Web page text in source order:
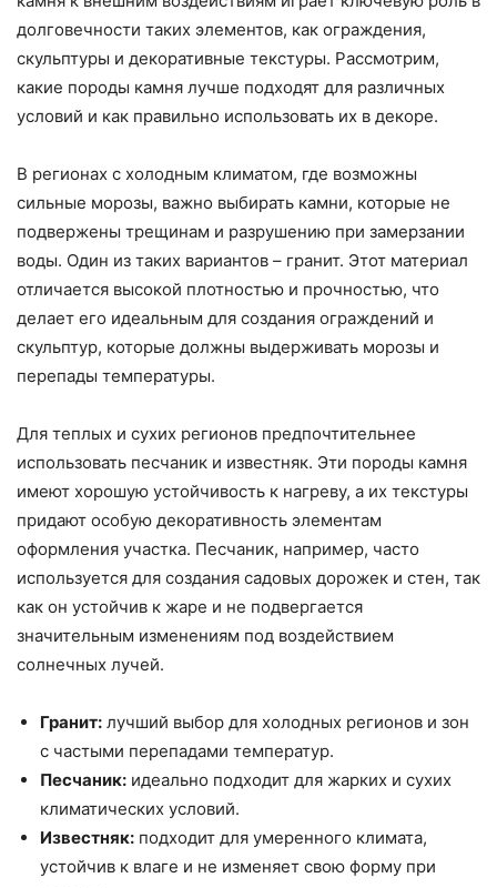
долговечности таких элементов, как ограждения,
скульптуры и декоративные текстуры. Рассмотрим,
какие породы камня лучше подходят для различных
условий и как правильно использовать их в декоре.
В регионах с холодным климатом, где возможны
сильные морозы, важно выбирать камни, которые не
подвержены трещинам и разрушению при замерзании
воды. Один из таких вариантов – гранит. Этот материал
отличается высокой плотностью и прочностью, что
делает его идеальным для создания ограждений и
скульптур, которые должны выдерживать морозы и
перепады температуры.
Для теплых и сухих регионов предпочтительнее
использовать песчаник и известняк. Эти породы камня
имеют хорошую устойчивость к нагреву, а их текстуры
придают особую декоративность элементам
оформления участка. Песчаник, например, часто
используется для создания садовых дорожек и стен, так
как он устойчив к жаре и не подвергается
значительным изменениям под воздействием
солнечных лучей.
Гранит: лучший выбор для холодных регионов и зон
с частыми перепадами температур.
Песчаник: идеально подходит для жарких и сухих
климатических условий.
Известняк: подходит для умеренного климата,
устойчив к влаге и не изменяет свою форму при